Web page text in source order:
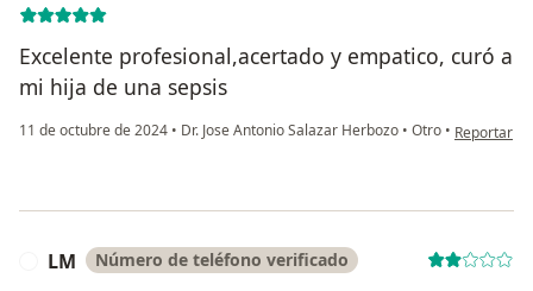
Excelente profesional,acertado y empatico, curó a
mi hija de una sepsis
11 de octubre de 2024 • Dr. Jose Antonio Salazar Herbozo • Otro • en opinión
Reportar
LM Número de teléfono verificado